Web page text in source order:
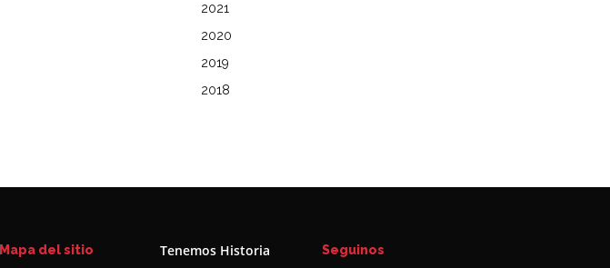
2021
2020
2019
2018
Mapa del sitio
Tenemos Historia
Seguinos